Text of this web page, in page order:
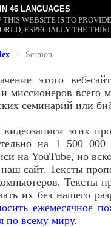
IN 46 LANGUAGES
THIS WEBSITE IS TO
ESPECIALLY THE
Sermon
этого веб-
миссионеров всего
семинарий или
этих
на 1 500
на YouTube, но
сайт. Тексты
Тексты
их без нашего
ежемесячное
по всему миру.